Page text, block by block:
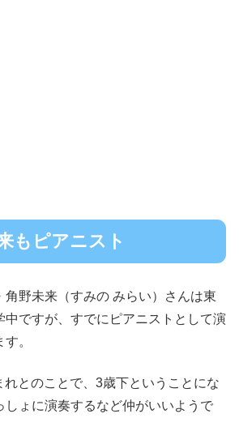
もピアニスト
角野未来（すみの みらい）さんは東
中ですが、すでにピアニストとして演
。
とのことで、3歳下ということにな
しょに演奏するなど仲がいいようで